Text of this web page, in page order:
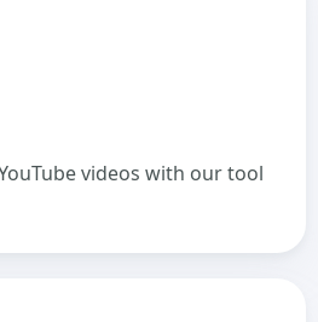
videos with our tool